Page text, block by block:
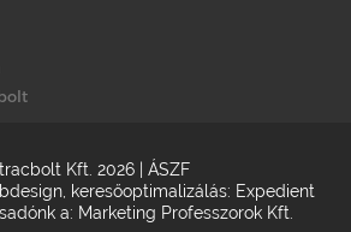
Kft. 2026 | ÁSZF
keresőoptimalizálás: Expedient
a: Marketing Professzorok Kft.